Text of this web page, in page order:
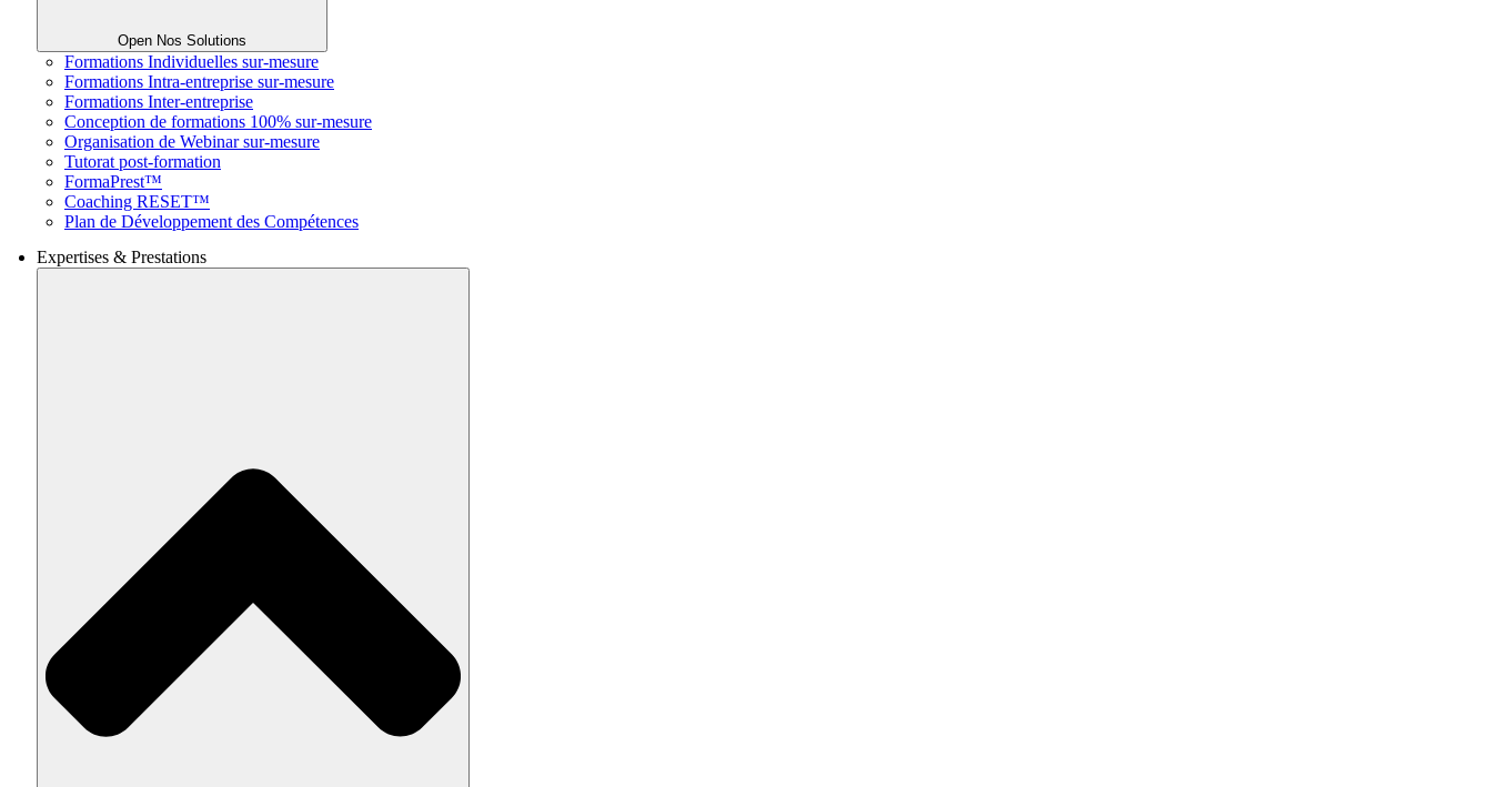
Open Nos Solutions
Formations Individuelles sur-mesure
Formations Intra-entreprise sur-mesure
Formations Inter-entreprise
Conception de formations 100% sur-mesure
Organisation de Webinar sur-mesure
Tutorat post-formation
FormaPrest™
Coaching RESET™
Plan de Développement des Compétences
Expertises & Prestations